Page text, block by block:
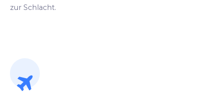
zur Schlacht.